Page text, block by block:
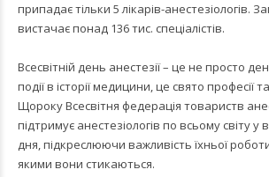
припадає тільки 5 лікарів-анестезіологів.
вистачає понад 136 тис. спеціалістів.
Всесвітній день анестезії – це не просто
події в історії медицини, це свято професії
Щороку Всесвітня федерація товариств
підтримує анестезіологів по всьому світу у
дня, підкреслюючи важливість їхньої
якими вони стикаються.